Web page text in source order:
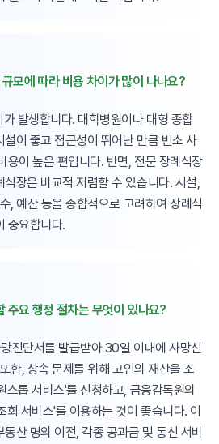
모에 따라 비용 차이가 많이 나나요?
가 발생합니다. 대학병원이나 대형 종합
설이 좋고 접근성이 뛰어난 만큼 빈소 사
용이 높은 편입니다. 반면, 전문 장례식장
식장은 비교적 저렴할 수 있습니다. 시설,
, 예산 등을 종합적으로 고려하여 장례식
중요합니다.
주요 행정 절차는 무엇이 있나요?
진단서를 발급받아 30일 이내에 사망신
한, 상속 문제를 위해 고인의 재산을 조
스톱 서비스'를 신청하고, 금융감독원의
회 서비스'를 이용하는 것이 좋습니다. 이
산 명의 이전, 각종 공과금 및 통신 서비